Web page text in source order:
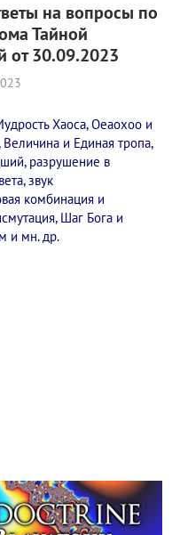
на вопросы по
Тайной
от 30.09.2023
Хаоса, Оеаохоо и
и Единая тропа,
разрушение в
звук
комбинация и
Шаг Бога и
и мн. др.